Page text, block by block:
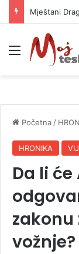
Helikopter
Meni
Početna /
HRONIKA
Da li
vožnje?